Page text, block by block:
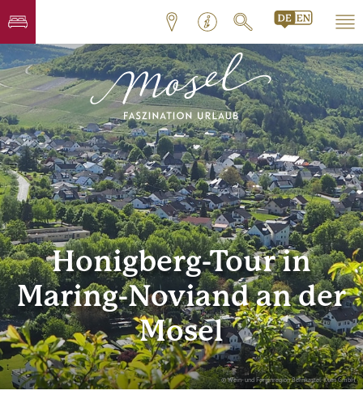
© Wein- und Ferienregion Bernkastel-Kues GmbH
Honigberg-Tour in
Maring-Noviand an der
Mosel